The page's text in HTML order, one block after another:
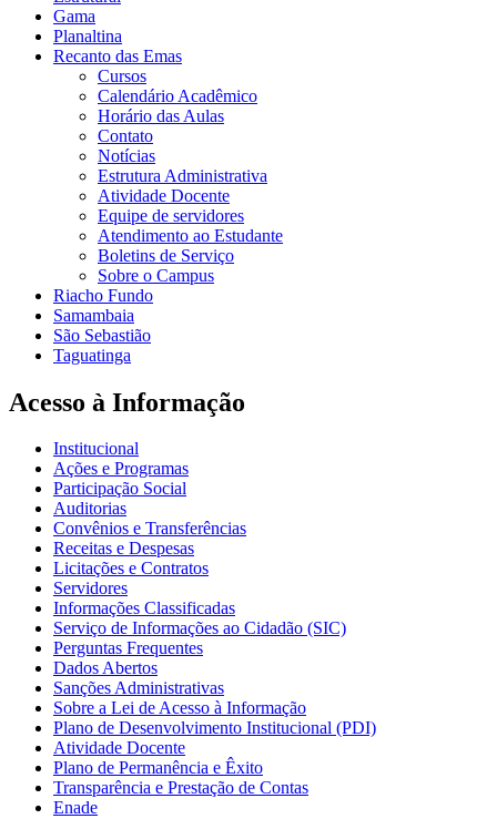
Gama
Planaltina
Recanto das Emas
Cursos
Calendário Acadêmico
Horário das Aulas
Contato
Notícias
Estrutura Administrativa
Atividade Docente
Equipe de servidores
Atendimento ao Estudante
Boletins de Serviço
Sobre o Campus
Riacho Fundo
Samambaia
São Sebastião
Taguatinga
Acesso à Informação
Institucional
Ações e Programas
Participação Social
Auditorias
Convênios e Transferências
Receitas e Despesas
Licitações e Contratos
Servidores
Informações Classificadas
Serviço de Informações ao Cidadão (SIC)
Perguntas Frequentes
Dados Abertos
Sanções Administrativas
Sobre a Lei de Acesso à Informação
Plano de Desenvolvimento Institucional (PDI)
Atividade Docente
Plano de Permanência e Êxito
Transparência e Prestação de Contas
Enade